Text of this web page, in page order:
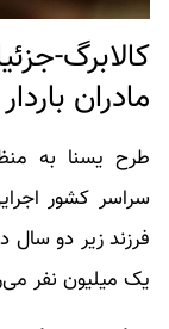
کالابرگ-
مادران
طرح یسنا به
سراسر کشور
فرزند زیر دو
یک میلیون نفر